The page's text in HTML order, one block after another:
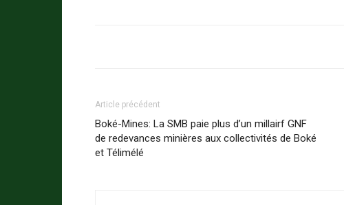
Article précédent
Boké-Mines: La SMB paie plus d’un millairf GNF
de redevances minières aux collectivités de Boké
et Télimélé